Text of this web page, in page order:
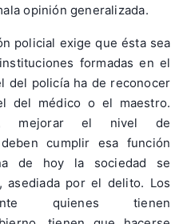
opinión generalizada.
policial exige que ésta sea
formadas en el
del policía ha de reconocer
del médico o el maestro.
mejorar el nivel de
cumplir esa función
de hoy la sociedad se
asediada por el delito. Los
quienes tienen